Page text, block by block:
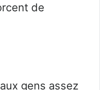
de
gens assez